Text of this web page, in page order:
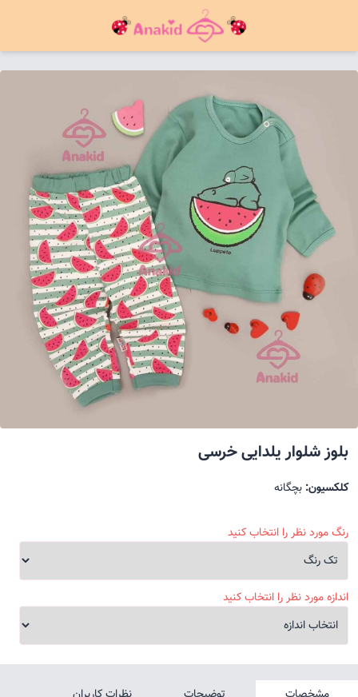
بلوز شلوار یلدایی خرسی
کلکسیون: بچگانه
رنگ مورد نظر را انتخاب کنید
اندازه مورد نظر را انتخاب کنید